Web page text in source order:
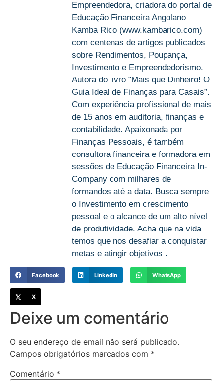
Empreendedora, criadora do portal de
Educação Financeira Angolano
Kamba Rico (www.kambarico.com)
com centenas de artigos publicados
sobre Rendimentos, Poupança,
Investimento e Empreendedorismo.
Autora do livro “Mais que Dinheiro! O
Guia Ideal de Finanças para Casais”.
Com experiência profissional de mais
de 15 anos em auditoria, finanças e
contabilidade. Apaixonada por
Finanças Pessoais, é também
consultora financeira e formadora em
sessões de Educação Financeira In-
Company com milhares de
formandos até a data. Busca sempre
o Investimento em crescimento
pessoal e o alcance de um alto nível
de produtividade. Acha que na vida
temos que nos desafiar a conquistar
metas e atingir objetivos .
Facebook LinkedIn WhatsApp
X
Deixe um comentário
O seu endereço de email não será publicado.
Campos obrigatórios marcados com *
Comentário *